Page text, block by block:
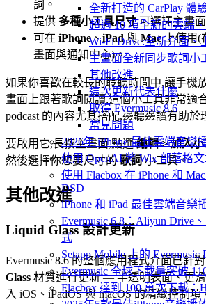
全新打造的 CarPlay 體
超過 10 項全新的雲端
Wi-Fi Drive:全新介面、
主畫面全新同步歌詞小
其他改進
這次更新代表什麼
取得 Evermusic 8.6
常見問題
2026年 iPhone 最佳雲端音樂
使用 OpenAI 將 Wix 部落格
使用 Flacbox 在 iPhone 和
DSD
iPhone 和 iPad 最佳雲端音樂
Evermusic 6.8：Aliyun Drive
式
Setapp Mobile 上的
Evermusic 全球下載量突破
Flacbox 達到 100 萬次下載：
詞。
提供 多種小工具尺寸,可選擇主畫
可在 iPhone、iPad與Mac上使用(
畫面與通知中心)。
如果你喜歡在較長的聆聽時間中,讓手機
畫面上跟著歌詞閱讀,這個小工具非常適
podcast 的內容尤其搭配,邊聽邊讀有助於
要啟用它,長按主畫面,點選編輯 > 加入
然後選擇你想要尺寸的歌詞小工具。
其他改進
Liquid Glass 設計更新
Evermusic 8.6 的整個應用程式介面已針
Glass 材質進行更新 — 半透明表面、更
入 iOS、iPadOS 與 macOS 的精緻控制項